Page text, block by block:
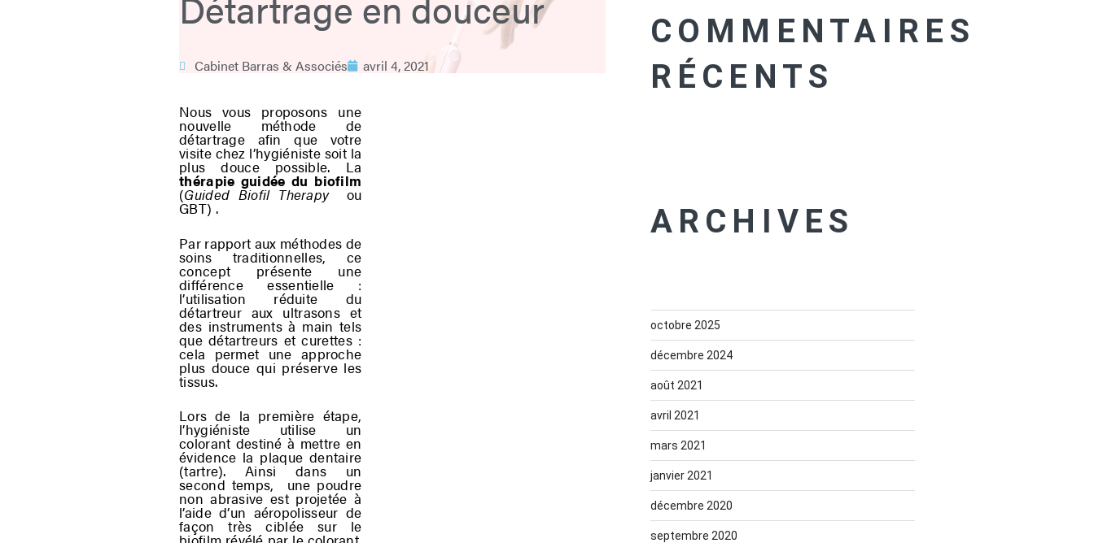
Cabinet Barras & Associés avril 4, 2021
Nous vous proposons une
nouvelle méthode de
détartrage afin que votre
visite chez l’hygiéniste soit la
plus douce possible. La
thérapie guidée du biofilm
(Guided Biofil Therapy ou
GBT) .
Par rapport aux méthodes de
soins traditionnelles, ce
concept présente une
différence essentielle :
l’utilisation réduite du
détartreur aux ultrasons et
des instruments à main tels
que détartreurs et curettes :
cela permet une approche
plus douce qui préserve les
tissus.
Lors de la première étape,
l’hygiéniste utilise un
colorant destiné à mettre en
évidence la plaque dentaire
(tartre). Ainsi dans un
second temps, une poudre
non abrasive est projetée à
l’aide d’un aéropolisseur de
façon très ciblée sur le
COMMENTAIRES
RÉCENTS
ARCHIVES
octobre 2025
décembre 2024
août 2021
avril 2021
mars 2021
janvier 2021
décembre 2020
septembre 2020